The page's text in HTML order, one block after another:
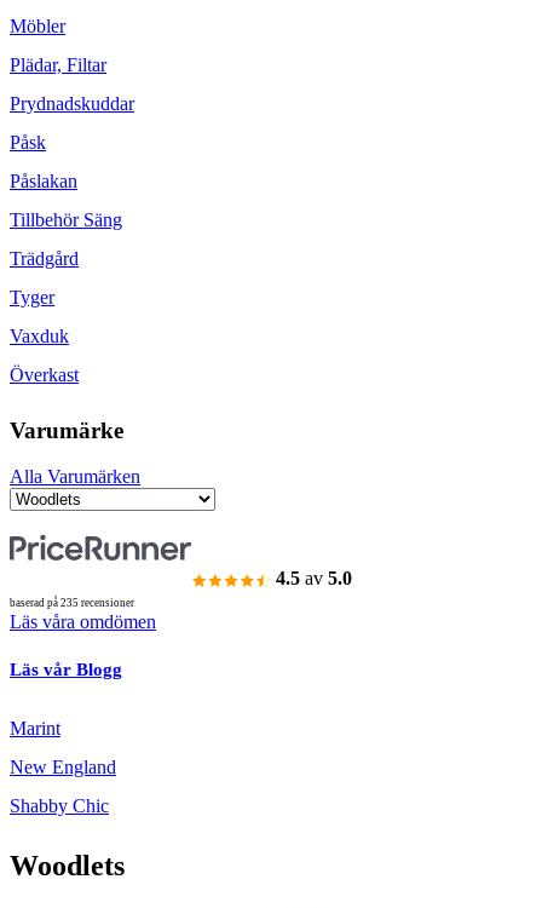
Möbler
Plädar, Filtar
Prydnadskuddar
Påsk
Påslakan
Tillbehör Säng
Trädgård
Tyger
Vaxduk
Överkast
Varumärke
Alla Varumärken
4.5 av 5.0
baserad på 235 recensioner
Läs våra omdömen
Läs vår Blogg
Marint
New England
Shabby Chic
Woodlets